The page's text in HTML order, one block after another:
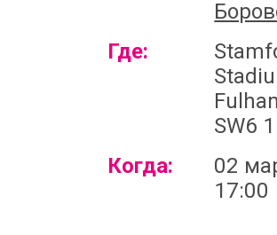
Где:
SW6
Когда:
02
17:00